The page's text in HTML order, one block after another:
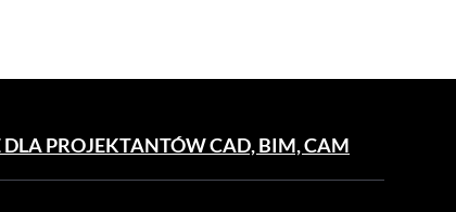
PROJEKTANTÓW CAD, BIM, CAM